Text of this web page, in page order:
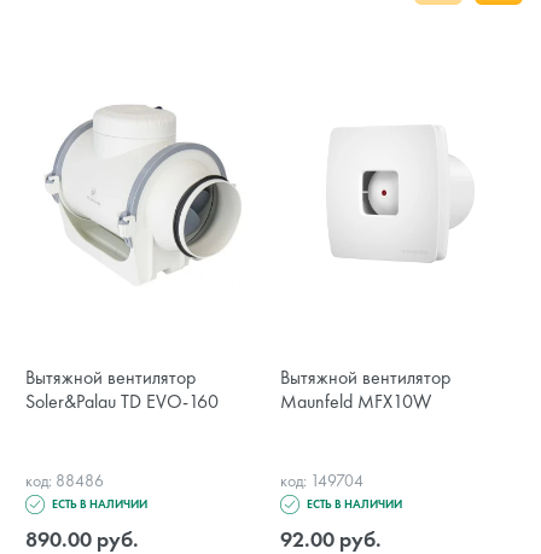
Вытяжной вентилятор
Soler&Palau TD EVO-160
код: 88486
ЕСТЬ В НАЛИЧИИ
890.00 руб.
Вытяжной вентилятор
Maunfeld MFX10W
код: 149704
ЕСТЬ В НАЛИЧИИ
92.00 руб.